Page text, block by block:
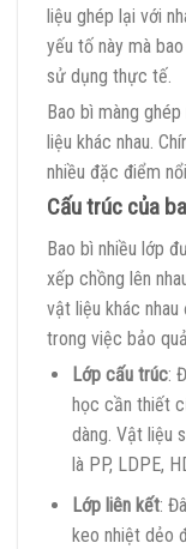
liệu ghép lại với
yếu tố này mà
sử dụng thực tế.
Bao bì màng
liệu khác nhau.
nhiều đặc điểm
Cấu trúc của
Bao bì nhiều lớp
xếp chồng lên
vật liệu khác
trong việc bảo
Lớp cấu trúc:
học cần thiết
dàng. Vật liệu
là PP, LDPE,
Lớp liên kết:
keo nhiệt dẻo